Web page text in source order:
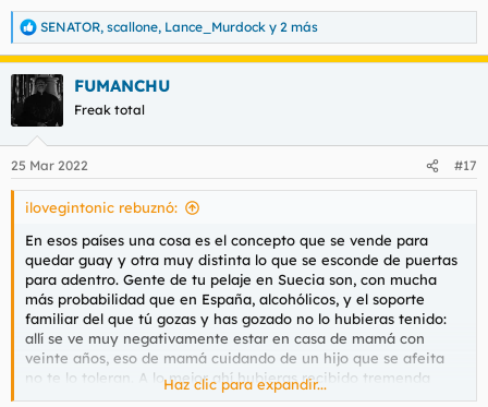
R
e
a
c
c
e
s
SENATOR, scallone, Lance_Murdock y 2 más
FUMANCHU
Freak total
25 Mar 2022 #17
ilovegintonic rebuznó:
En esos países una cosa es el concepto que se vende para
quedar guay y otra muy distinta lo que se esconde de puertas
para adentro. Gente de tu pelaje en Suecia son, con mucha
más probabilidad que en España, alcohólicos, y el soporte
familiar del que tú gozas y has gozado no lo hubieras tenido:
allí se ve muy negativamente estar en casa de mamá con
veinte años, eso de mamá cuidando de un hijo que se afeita
no te lo toleran. A lo mejor ahí hubieras recibido tremenda
patada en el culo y hubieras acabado amorrado a una botella.
Haz clic para expandir...